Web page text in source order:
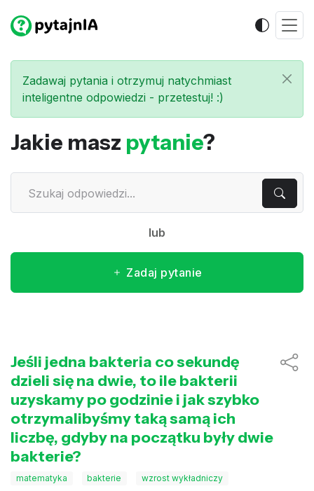
Zadawaj pytania i otrzymuj natychmiast
inteligentne odpowiedzi - przetestuj! :)
Jakie masz pytanie?
lub
Zadaj pytanie
Jeśli jedna bakteria co sekundę
dzieli się na dwie, to ile bakterii
uzyskamy po godzinie i jak szybko
otrzymalibyśmy taką samą ich
liczbę, gdyby na początku były dwie
bakterie?
matematyka bakterie wzrost wykładniczy